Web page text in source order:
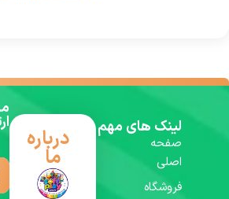
لینک های مهم
صفحه
اصلی
فروشگاه
درباره
ما